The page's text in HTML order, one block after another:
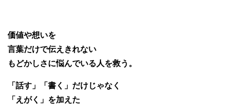
価値や想いを
言葉だけで伝えきれない
もどかしさに悩んでいる人を救う。
「話す」「書く」だけじゃなく
「えがく」を加えた